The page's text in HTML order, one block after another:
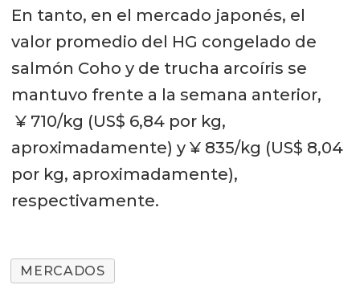
En tanto, en el mercado japonés, el
valor promedio del HG congelado de
salmón Coho y de trucha arcoíris se
mantuvo frente a la semana anterior,
¥ 710/kg (US$ 6,84 por kg,
aproximadamente) y ¥ 835/kg (US$ 8,04
por kg, aproximadamente),
respectivamente.
MERCADOS